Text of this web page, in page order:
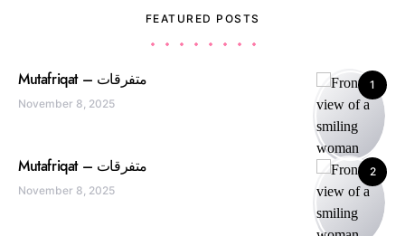
FEATURED POSTS
1 Mutafriqat – متفرقات
November 8, 2025
2 Mutafriqat – متفرقات
November 8, 2025